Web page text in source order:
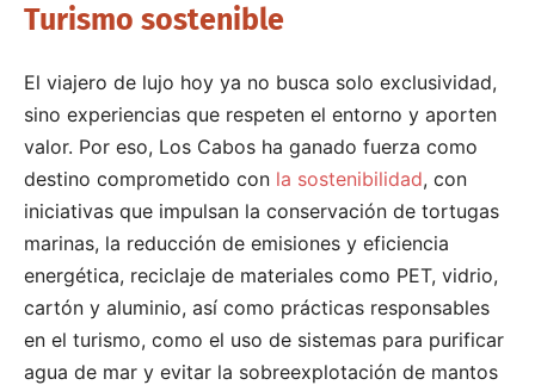
Turismo sostenible
El viajero de lujo hoy ya no busca solo exclusividad,
sino experiencias que respeten el entorno y aporten
valor. Por eso, Los Cabos ha ganado fuerza como
destino comprometido con la sostenibilidad, con
iniciativas que impulsan la conservación de tortugas
marinas, la reducción de emisiones y eficiencia
energética, reciclaje de materiales como PET, vidrio,
cartón y aluminio, así como prácticas responsables
en el turismo, como el uso de sistemas para purificar
agua de mar y evitar la sobreexplotación de mantos